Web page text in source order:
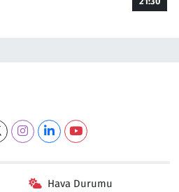
Hava Durumu